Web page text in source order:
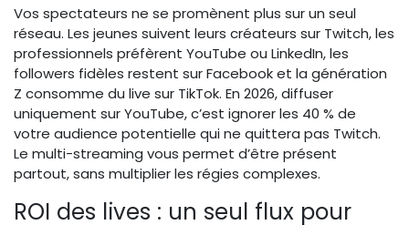
Vos spectateurs ne se promènent plus sur un seul
réseau. Les jeunes suivent leurs créateurs sur Twitch, les
professionnels préfèrent YouTube ou LinkedIn, les
followers fidèles restent sur Facebook et la génération
Z consomme du live sur TikTok. En 2026, diffuser
uniquement sur YouTube, c’est ignorer les 40 % de
votre audience potentielle qui ne quittera pas Twitch.
Le multi-streaming vous permet d’être présent
partout, sans multiplier les régies complexes.
ROI des lives : un seul flux pour